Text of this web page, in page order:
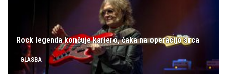
Rock legenda končuje kariero, čaka na operacijo srca
GLASBA